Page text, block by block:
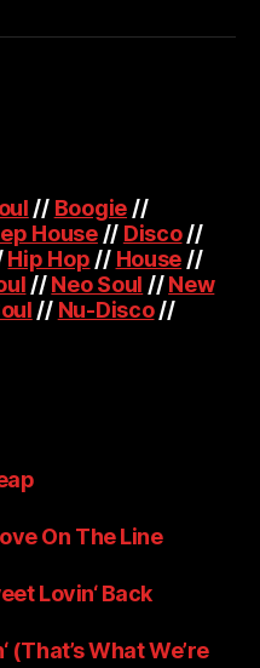
// Boogie //
House// Disco//
Hip Hop // House //
//Neo Soul //New
// Nu-Disco//
On The Line
Lovin‘ Back
(That’s What We’re